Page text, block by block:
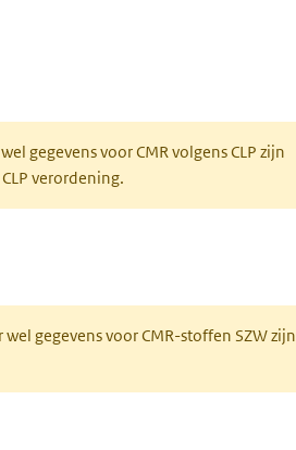
gegevens voor CMR volgens CLP zijn
verordening.
gegevens voor CMR-stoffen SZW zijn